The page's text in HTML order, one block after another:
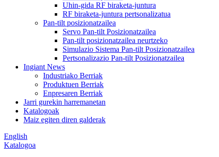
Uhin-gida RF biraketa-juntura
RF biraketa-juntura pertsonalizatua
Pan-tilt posizionatzailea
Servo Pan-tilt Posizionatzailea
Pan-tilt posizionatzailea neurtzeko
Simulazio Sistema Pan-tilt Posizionatzailea
Pertsonalizazio Pan-tilt Posizionatzailea
Ingiant News
Industriako Berriak
Produktuen Berriak
Enpresaren Berriak
Jarri gurekin harremanetan
Katalogoak
Maiz egiten diren galderak
English
Katalogoa